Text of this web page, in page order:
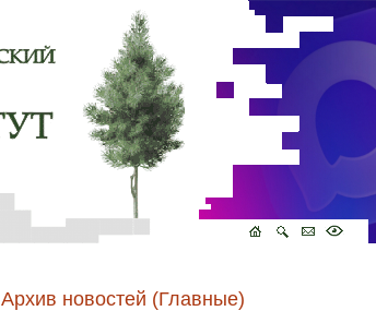
Архив новостей (Главные)